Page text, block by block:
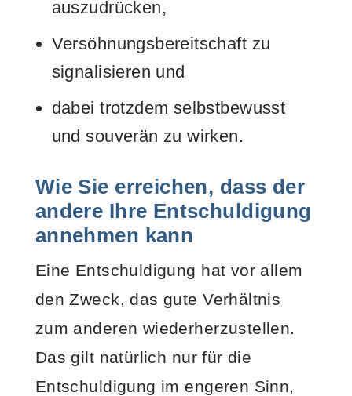
auszudrücken,
Versöhnungsbereitschaft zu
signalisieren und
dabei trotzdem selbstbewusst
und souverän zu wirken.
Wie Sie erreichen, dass der
andere Ihre Entschuldigung
annehmen kann
Eine Entschuldigung hat vor allem
den Zweck, das gute Verhältnis
zum anderen wiederherzustellen.
Das gilt natürlich nur für die
Entschuldigung im engeren Sinn,